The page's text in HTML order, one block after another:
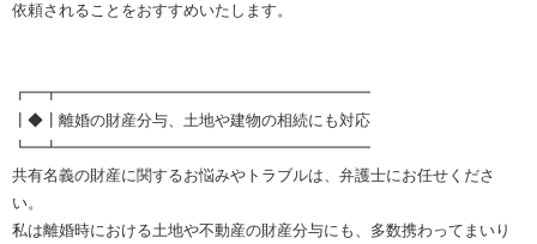
依頼されることをおすすめいたします。
┏━┳━━━━━━━━━━━━━━━━━━━━
┃◆┃離婚の財産分与、土地や建物の相続にも対応
┗━┻━━━━━━━━━━━━━━━━━━━━
共有名義の財産に関するお悩みやトラブルは、弁護士にお任せくださ
い。
私は離婚時における土地や不動産の財産分与にも、多数携わってまいり